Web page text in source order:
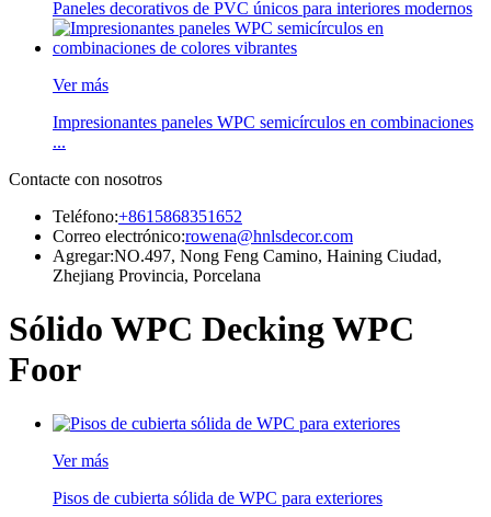
Paneles decorativos de PVC únicos para interiores modernos
Ver más
Impresionantes paneles WPC semicírculos en combinaciones
...
Contacte con nosotros
Teléfono:+8615868351652
Correo electrónico:rowena@hnlsdecor.com
Agregar:NO.497, Nong Feng Camino, Haining Ciudad,
Zhejiang Provincia, Porcelana
Sólido WPC Decking WPC
Foor
Ver más
Pisos de cubierta sólida de WPC para exteriores